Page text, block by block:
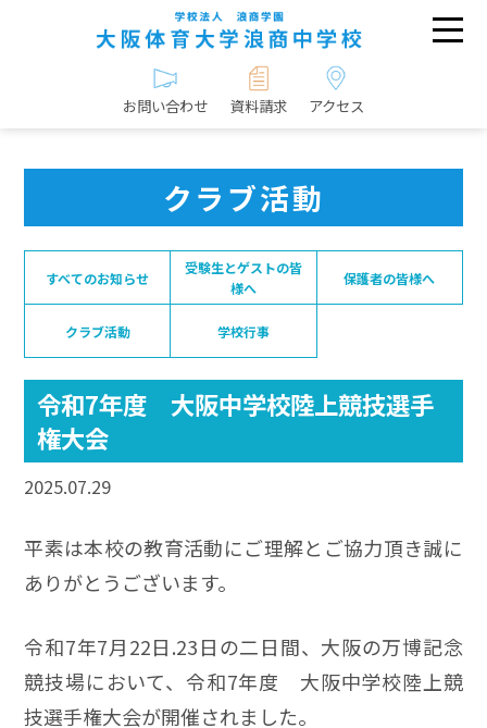
お問い合わせ 資料請求 アクセス
クラブ活動
すべてのお知らせ
受験生とゲストの皆
様へ
保護者の皆様へ
クラブ活動 学校行事
令和7年度 大阪中学校陸上競技選手
権大会
2025.07.29
平素は本校の教育活動にご理解とご協力頂き誠に
ありがとうございます。
令和7年7月22日.23日の二日間、大阪の万博記念
競技場において、令和7年度 大阪中学校陸上競
技選手権大会が開催されました。